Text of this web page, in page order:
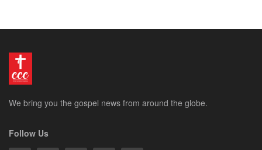
We bring you the gospel news from around the globe.
Follow Us